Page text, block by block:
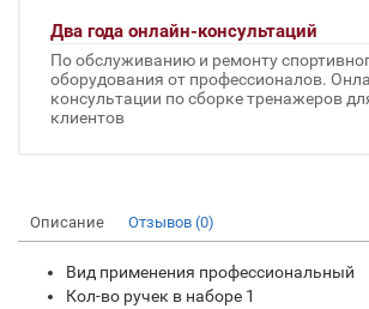
Два года онлайн-консультаций
По обслуживанию и ремонту
оборудования от профессионалов.
консультации по сборке тренажеров
клиентов
Описание Отзывов (0)
Вид применения профессиональный
Кол-во ручек в наборе 1